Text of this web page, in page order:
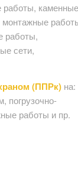
работы, каменные
работы,
сети,
(ППРк) на:
погрузочно-
работы и пр.